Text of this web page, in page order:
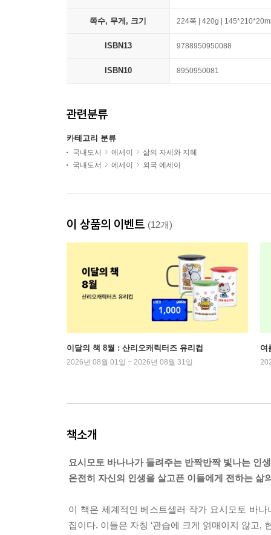
쪽수, 무게, 크기 224쪽 | 420g |
ISBN13 9788950950088
ISBN10 8950950081
관련분류
카테고리 분류
국내도서 에세이
삶의 자세와 지혜
국내도서
에세이 외국 에세이
이 상품의 이벤트 (12개)
이달의 책 8월 : 산리오캐릭터즈 유리컵
2026년 08월 01일 ~ 2026년 08월 31일
여
책소개
요시모토 바나나가 들려주는 반짝반짝 빛나는 인
온전히 자신의 인생을 살고픈 이들에게 전하는 삶
이 책은 세계적인 베스트셀러 작가 요시모토 바
집이다. 이들은 자칭 ‘관습에 크게 얽매이지 않고,